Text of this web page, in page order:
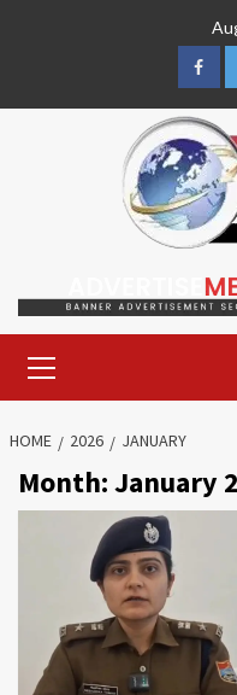
Menu
HOME 2026 JANUARY
Month:January